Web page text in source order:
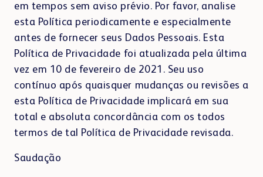
em tempos sem aviso prévio. Por favor, analise
esta Política periodicamente e especialmente
antes de fornecer seus Dados Pessoais. Esta
Política de Privacidade foi atualizada pela última
vez em 10 de fevereiro de 2021. Seu uso
contínuo após quaisquer mudanças ou revisões a
esta Política de Privacidade implicará em sua
total e absoluta concordância com os todos
termos de tal Política de Privacidade revisada.
Saudação